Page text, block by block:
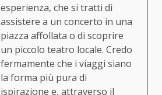
esperienza, che si tratti di
assistere a un concerto in una
piazza affollata o di scoprire
un piccolo teatro locale. Credo
fermamente che i viaggi siano
la forma più pura di
ispirazione e, attraverso il